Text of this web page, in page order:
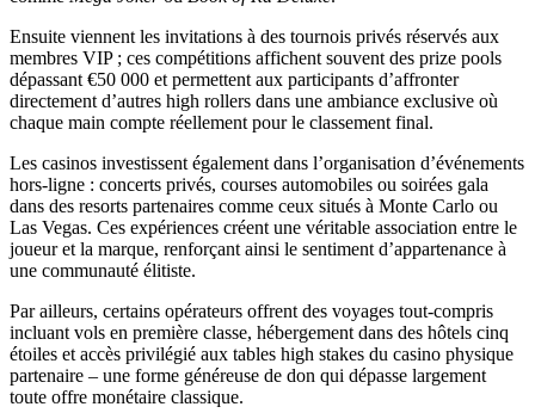
Ensuite viennent les invitations à des tournois privés réservés aux
membres VIP ; ces compétitions affichent souvent des prize pools
dépassant €50 000 et permettent aux participants d’affronter
directement d’autres high rollers dans une ambiance exclusive où
chaque main compte réellement pour le classement final.
Les casinos investissent également dans l’organisation d’événements
hors‑ligne : concerts privés, courses automobiles ou soirées gala
dans des resorts partenaires comme ceux situés à Monte Carlo ou
Las Vegas. Ces expériences créent une véritable association entre le
joueur et la marque, renforçant ainsi le sentiment d’appartenance à
une communauté élitiste.
Par ailleurs, certains opérateurs offrent des voyages tout‑compris
incluant vols en première classe, hébergement dans des hôtels cinq
étoiles et accès privilégié aux tables high stakes du casino physique
partenaire – une forme généreuse de don qui dépasse largement
toute offre monétaire classique.